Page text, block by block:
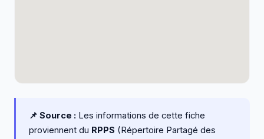
📌 Source : Les informations de cette fiche
proviennent du RPPS (Répertoire Partagé des